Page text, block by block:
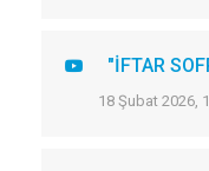
"İFTAR
18 Şubat 2026,